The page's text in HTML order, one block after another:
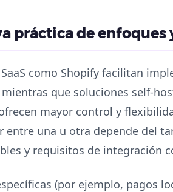
práctica de enfoques
como Shopify facilitan
que soluciones self-
mayor control y
entre una u otra depende del
y requisitos de integración
(por ejemplo, pagos